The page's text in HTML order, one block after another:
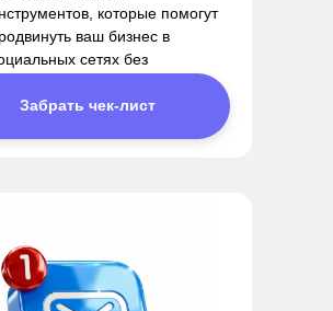
которые помогут
ваш бизнес в
сетях без
Забрать чек-лист